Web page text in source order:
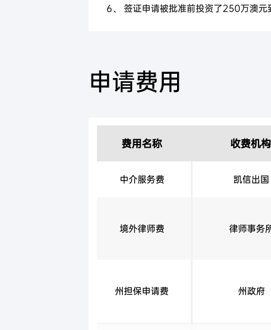
6、 签证申请被批准前投资了250万澳元
专注于市值小于5亿澳元的上市或非上市
的投资不超过该基金净值的20%
澳交所上市公司、符合条件的公司债券或
1.150万澳元买州政府债券保持4年
币满1年(房产、股票、基金、理财等)，
申请费用
费用名称 收费机构
中介服务费 凯信出国
境外律师费 律师事务
州担保申请费 州政府